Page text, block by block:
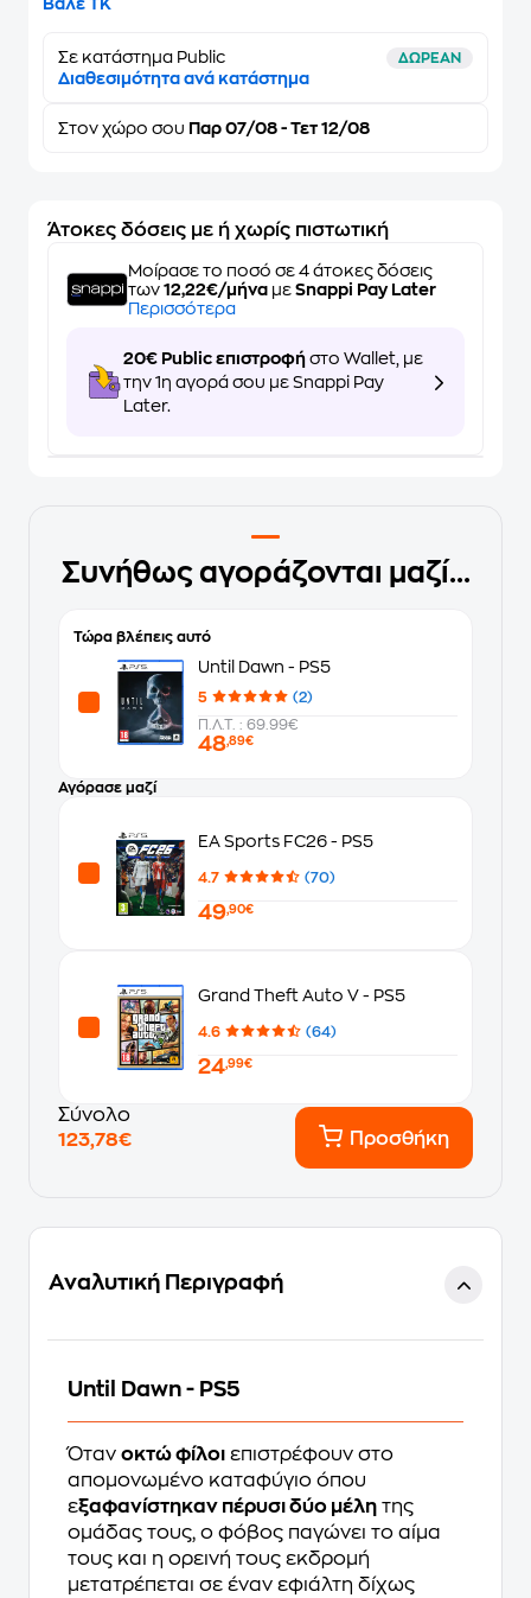
Βάλε ΤΚ
Σε κατάστημα Public ΔΩΡΕΑΝ
Διαθεσιμότητα ανά κατάστημα
Στον χώρο σου Παρ 07/08 - Τετ 12/08
Άτοκες δόσεις με ή χωρίς πιστωτική
Μοίρασε το ποσό σε 4 άτοκες δόσεις
των 12,22€/μήνα με Snappi Pay Later
Περισσότερα
20€ Public επιστροφή στο Wallet, με
την 1η αγορά σου με Snappi Pay
Later.
Συνήθως αγοράζονται μαζί...
Τώρα βλέπεις αυτό
Until Dawn - PS5
5
(2)
Π.Λ.Τ. : 69.99€
48,89€
Αγόρασε μαζί
EA Sports FC26 - PS5
4.7 (70)
49,90€
Grand Theft Auto V - PS5
4.6 (64)
24,99€
Σύνολο
123,78€
Προσθήκη
Αναλυτική Περιγραφή
Until Dawn - PS5
Όταν οκτώ φίλοι επιστρέφουν στο
απομονωμένο καταφύγιο όπου
εξαφανίστηκαν πέρυσι δύο μέλη της
ομάδας τους, ο φόβος παγώνει το αίμα
τους και η ορεινή τους εκδρομή
μετατρέπεται σε έναν εφιάλτη δίχως